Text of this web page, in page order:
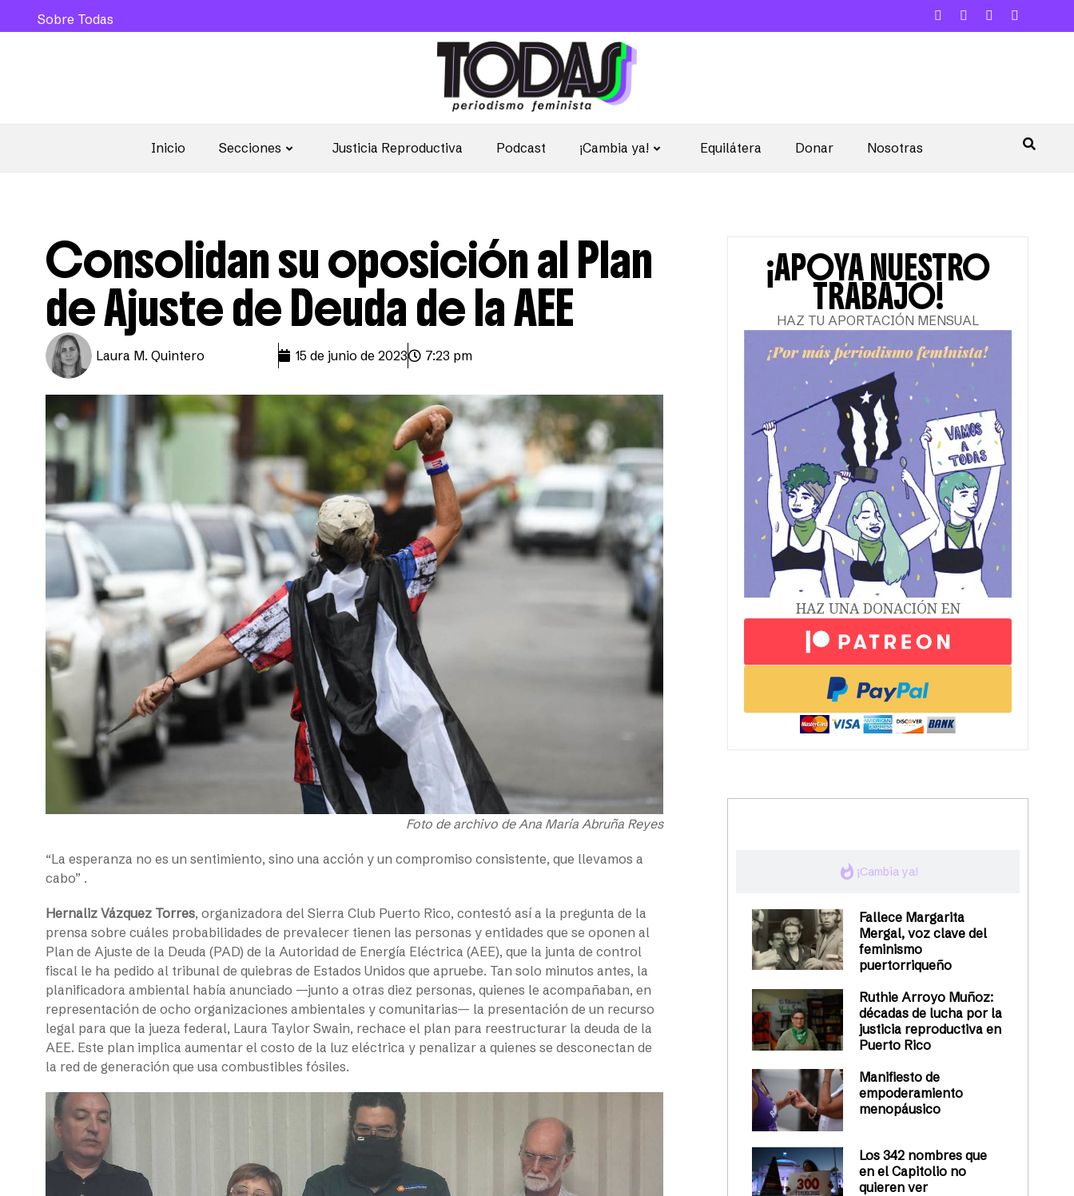
Inicio Secciones Justicia Reproductiva Podcast ¡Cambia ya! Equilátera Donar Nosotras
Sobre Todas
Consolidan su oposición al Plan
de Ajuste de Deuda de la AEE
Laura M. Quintero 15 de junio de 2023 7:23 pm
Foto de archivo de Ana María Abruña Reyes
“La esperanza no es un sentimiento, sino una acción y un compromiso consistente, que llevamos a
cabo” .
Hernaliz Vázquez Torres, organizadora del Sierra Club Puerto Rico, contestó así a la pregunta de la
prensa sobre cuáles probabilidades de prevalecer tienen las personas y entidades que se oponen al
Plan de Ajuste de la Deuda (PAD) de la Autoridad de Energía Eléctrica (AEE), que la junta de control
fiscal le ha pedido al tribunal de quiebras de Estados Unidos que apruebe. Tan solo minutos antes, la
planificadora ambiental había anunciado —junto a otras diez personas, quienes le acompañaban, en
representación de ocho organizaciones ambientales y comunitarias— la presentación de un recurso
legal para que la jueza federal, Laura Taylor Swain, rechace el plan para reestructurar la deuda de la
AEE. Este plan implica aumentar el costo de la luz eléctrica y penalizar a quienes se desconectan de
la red de generación que usa combustibles fósiles.
¡APOYA NUESTRO
TRABAJO!
HAZ TU APORTACIÓN MENSUAL
HAZ UNA DONACIÓN EN
whatshot ¡Cambia ya!
Fallece Margarita
Mergal, voz clave del
feminismo
puertorriqueño
Ruthie Arroyo Muñoz:
décadas de lucha por la
justicia reproductiva en
Puerto Rico
Manifiesto de
empoderamiento
menopáusico
Los 342 nombres que
en el Capitolio no
quieren ver